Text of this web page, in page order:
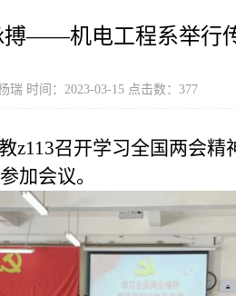
搏——机电工程系举行
瑞 时间：2023-03-15 点击数： 377
z113召开学习全国两会
加会议。